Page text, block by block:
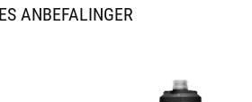
ANBEFALINGER